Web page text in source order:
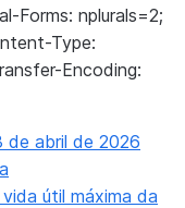
Forms: nplurals=2;
Type:
Encoding:
de abril de 2026
útil máxima da